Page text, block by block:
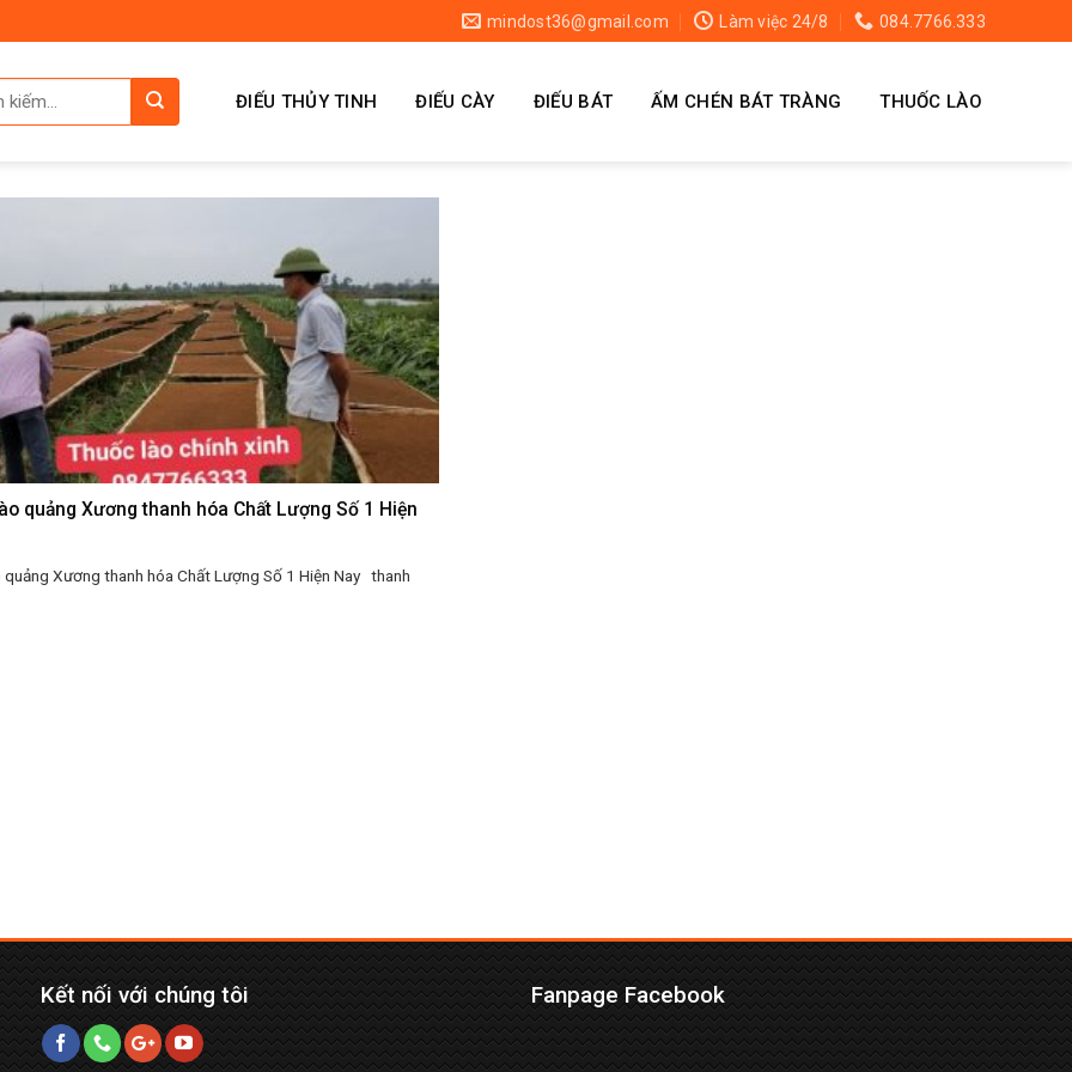
mindost36@gmail.com Làm việc 24/8 084.7766.333
ĐIẾU THỦY TINH ĐIẾU CÀY ĐIẾU BÁT ẤM CHÉN BÁT TRÀNG THUỐC LÀO
quảng Xương thanh hóa Chất Lượng Số 1 Hiện
quảng Xương thanh hóa Chất Lượng Số 1 Hiện Nay thanh
Kết nối với chúng tôi Fanpage Facebook